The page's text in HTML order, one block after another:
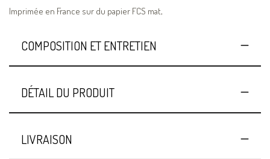
Imprimée en France sur du papier FCS mat,
COMPOSITION ET ENTRETIEN
DÉTAIL DU PRODUIT
LIVRAISON